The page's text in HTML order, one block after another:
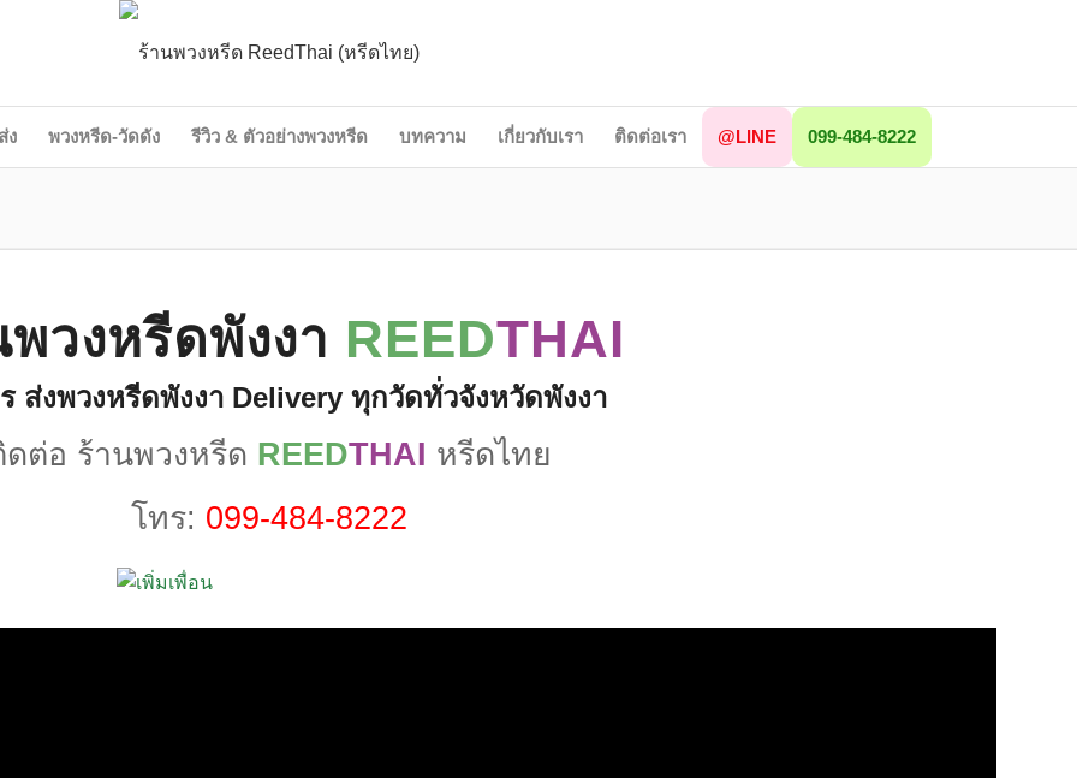
ง พวงหรีด-วัดดัง รีวิว & ตัวอย่างพวงหรีด บทความ เกี่ยวกับเรา ติดต่อเรา @LINE 099-484-8222
วงหรีดพังงา REEDTHAI
ส่งพวงหรีดพังงา Delivery ทุกวัดทั่วจังหวัดพังงา
ต่อ ร้านพวงหรีด REEDTHAI หรีดไทย
โทร: 099-484-8222